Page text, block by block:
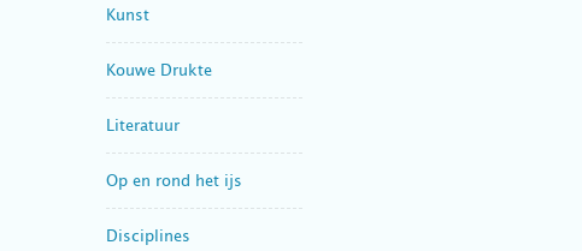
Kunst
Kouwe Drukte
Literatuur
Op en rond het ijs
Disciplines